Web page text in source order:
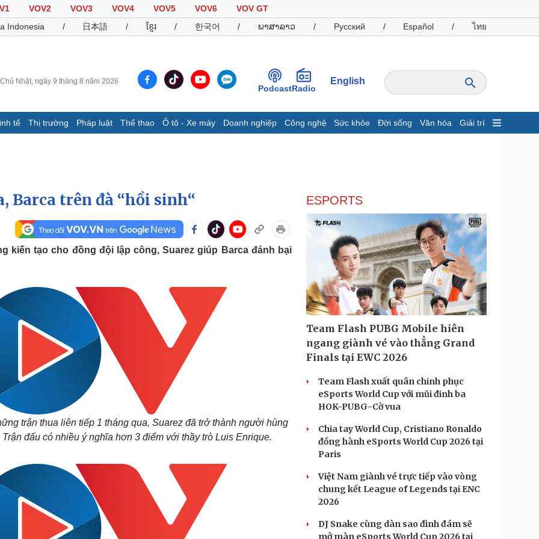
VOV2 VOV3 VOV4 VOV5 VOV6
VOV GT
Indonesia / 日本語 / ខ្មែរ / 한국어 / ພາສາລາວ / Русский / Español / ไทย
Chủ Nhật, ngày 9 tháng 8 năm 2026
PodcastRadio
English
tế Thị trường Pháp luật Thể thao Ô tô - Xe máy Doanh nghiệp Công nghệ Sức khỏe Đời sống Văn hóa Giải trí
Infographic
Giá cà phê
Thể thao
Thế giới thể thao
Ô tô - Xe máy
Tư vấn
Doanh nghiệp
Thông tin doanh nghiệp
Doanh nghiệp 24h
Doanh nhân
Vì cộng đồng
Công nghệ
Sành điệu
Tin Công nghệ
Trải nghiệm
Chuyển đổi số
Văn hóa
Sân khấu - Điện ảnh
Văn học
Âm nhạc
Giải trí
Nghệ sĩ
Thời trang
Sao Việt
Podcast
Câu chuyện thời sự
Đọc truyện đêm khuya
Cửa sổ tình yêu
Kể chuyện cho bé
Hạt giống tâm hồn
Barca trên đà “hồi sinh“
kiến tạo cho đồng đội lập công, Suarez giúp Barca đánh bại
trận thua liên tiếp 1 tháng qua, Suarez đã trở thành người hùng
đấu có nhiều ý nghĩa hơn 3 điểm với thầy trò Luis Enrique.
ESPORTS
Team Flash PUBG Mobile hiên
ngang giành vé vào thẳng Grand
Finals tại EWC 2026
Team Flash xuất quân chinh phục
eSports World Cup với mũi đinh ba
HOK-PUBG-Cờ vua
Chia tay World Cup, Cristiano Ronaldo
đồng hành eSports World Cup 2026 tại
Paris
Việt Nam giành vé trực tiếp vào vòng
chung kết League of Legends tại ENC
2026
DJ Snake cùng dàn sao đình đám sẽ
mở màn eSports World Cup 2026 tại